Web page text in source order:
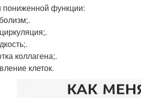
пониженной функции:
коллагена;.
клеток.